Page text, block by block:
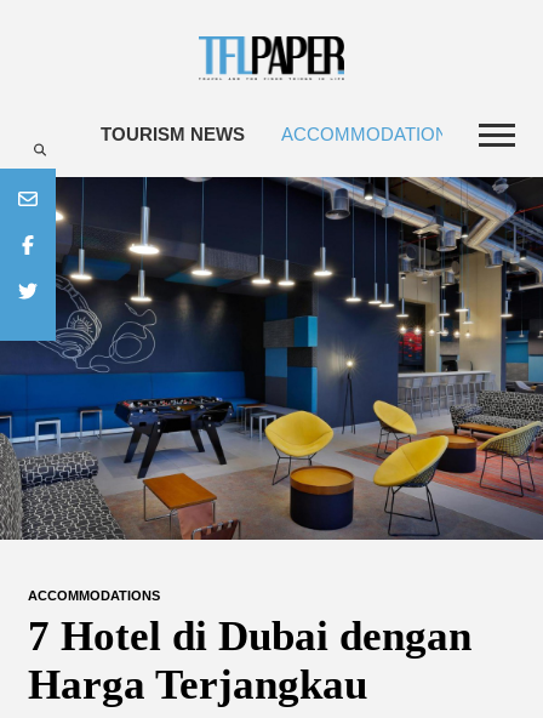
TOURISM NEWS ACCOMMODATIONS
ACCOMMODATIONS
7 Hotel di Dubai dengan
Harga Terjangkau